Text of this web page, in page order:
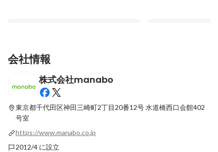
【manaboで働く人Vol.5】インターンとし
て私がmanaboで主体的に活躍できる理由
最新順で表示
生の僕が業務幅を広
最新順で表示
会社情報
株式会社manabo
東京都千代田区神田三崎町2丁目20番12号水道橋西口会館402
号室
https://www.manabo.co.jp
2012/4 に設立